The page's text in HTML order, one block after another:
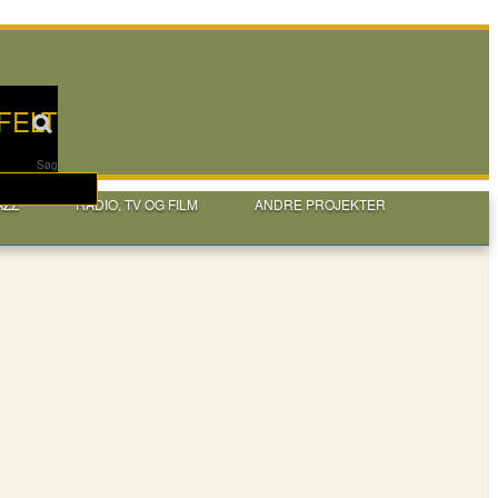
Søg
RADIO, TV OG FILM
ANDRE PROJEKTER